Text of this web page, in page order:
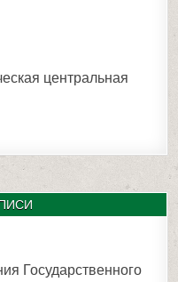
центральная
Государственного